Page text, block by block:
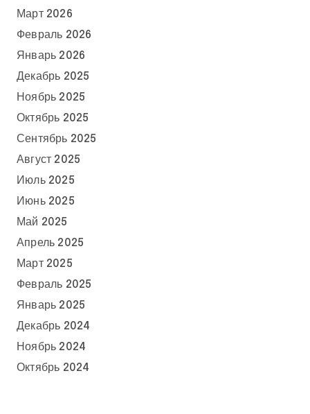
Март 2026
Февраль 2026
Январь 2026
Декабрь 2025
Ноябрь 2025
Октябрь 2025
Сентябрь 2025
Август 2025
Июль 2025
Июнь 2025
Май 2025
Апрель 2025
Март 2025
Февраль 2025
Январь 2025
Декабрь 2024
Ноябрь 2024
Октябрь 2024